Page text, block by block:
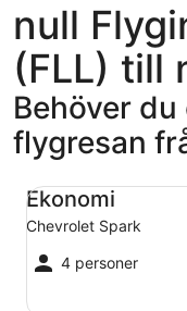
null
(FLL) till
Behöver
flygresan
Ekonomi
Chevrolet Spark
4 personer
Ekonomi Chevrolet